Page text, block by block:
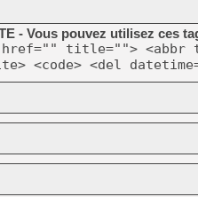
- Vous pouvez utilisez ces
href="" title=""> <abbr
<code> <del